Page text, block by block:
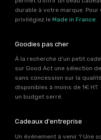
durable à votre marque.
privilégiez le Made in France.
Goodies pas cher
À la recherche d’un petit
sur Good Act une sélection
sans concession sur la
disponibles à moins de 1€
un budget serré.
Cadeaux d'entreprise
Un événement à venir ? Une